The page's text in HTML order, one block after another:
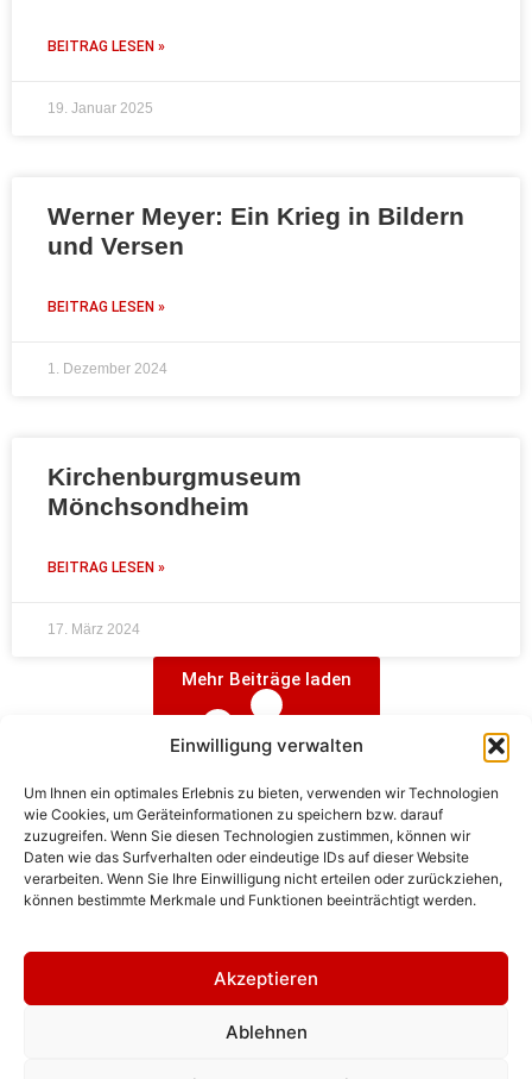
Einwilligung verwalten
Um Ihnen ein optimales Erlebnis zu bieten, verwenden wir Technologien
wie Cookies, um Geräteinformationen zu speichern bzw. darauf
zuzugreifen. Wenn Sie diesen Technologien zustimmen, können wir
Daten wie das Surfverhalten oder eindeutige IDs auf dieser Website
verarbeiten. Wenn Sie Ihre Einwilligung nicht erteilen oder zurückziehen,
können bestimmte Merkmale und Funktionen beeinträchtigt werden.
Akzeptieren
Ablehnen
BEITRAG LESEN »
19. Januar 2025
Werner Meyer: Ein Krieg in Bildern
und Versen
BEITRAG LESEN »
1. Dezember 2024
Kirchenburgmuseum
Mönchsondheim
BEITRAG LESEN »
17. März 2024
Mehr Beiträge laden
Alle Beiträge geladen.
(c) Jan H. Sachers/HistoFakt. Historische